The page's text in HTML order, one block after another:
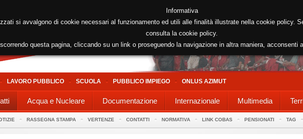
LAVORO PUBBLICO SCUOLA PUBBLICO IMPIEGO ONLUS AZIMUT
Acqua e Nucleare Documentazione Internazionale Multimedia
RASSEGNA STAMPA VERTENZE CONTATTI NORMATIVA LINK COBAS PENSIONATI TAG
Informativa
si avvalgono di cookie necessari al funzionamento ed utili alle finalità illustrate nella cookie policy.
consulta la cookie policy.
questa pagina, cliccando su un link o proseguendo la navigazione in altra maniera, acconsenti